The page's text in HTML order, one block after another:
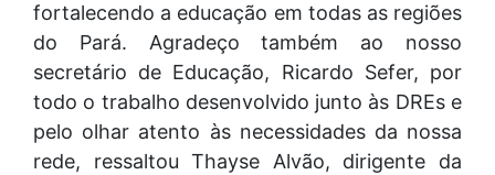
fortalecendo a educação em todas as regiões
do Pará. Agradeço também ao nosso
secretário de Educação, Ricardo Sefer, por
todo o trabalho desenvolvido junto às DREs e
pelo olhar atento às necessidades da nossa
rede, ressaltou Thayse Alvão, dirigente da